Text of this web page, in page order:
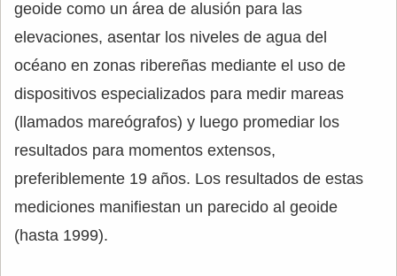
geoide como un área de alusión para las
elevaciones, asentar los niveles de agua del
océano en zonas ribereñas mediante el uso de
dispositivos especializados para medir mareas
(llamados mareógrafos) y luego promediar los
resultados para momentos extensos,
preferiblemente 19 años. Los resultados de estas
mediciones manifiestan un parecido al geoide
(hasta 1999).